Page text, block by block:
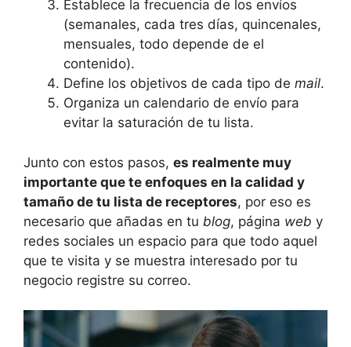
Establece la frecuencia de los envíos
(semanales, cada tres días, quincenales,
mensuales, todo depende de el
contenido).
Define los objetivos de cada tipo de mail.
Organiza un calendario de envío para
evitar la saturación de tu lista.
Junto con estos pasos, es realmente muy
importante que te enfoques en la calidad y
tamaño de tu lista de receptores, por eso es
necesario que añadas en tu blog, página web y
redes sociales un espacio para que todo aquel
que te visita y se muestra interesado por tu
negocio registre su correo.